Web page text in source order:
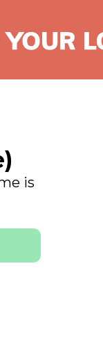
is